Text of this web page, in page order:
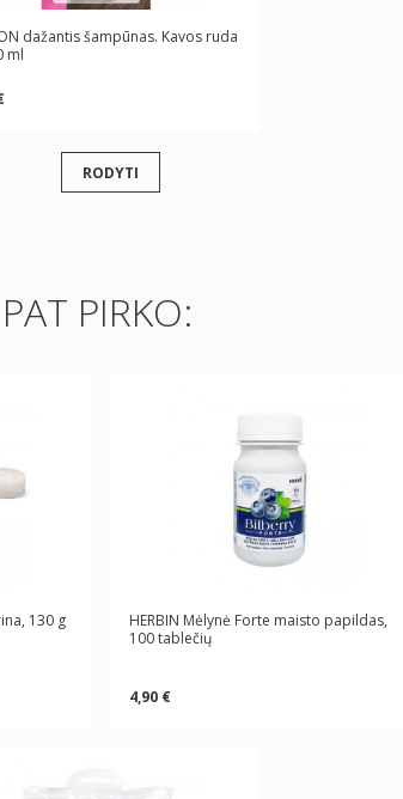
dažantis šampūnas. Kavos ruda
ml
RODYTI
PIRKO:
130 g
HERBIN Mėlynė Forte maisto papildas,
100 tablečių
4,90 €